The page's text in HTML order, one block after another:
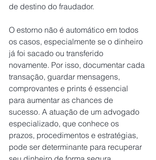
de destino do fraudador.
O estorno não é automático em todos
os casos, especialmente se o dinheiro
já foi sacado ou transferido
novamente. Por isso, documentar cada
transação, guardar mensagens,
comprovantes e prints é essencial
para aumentar as chances de
sucesso. A atuação de um advogado
especializado, que conhece os
prazos, procedimentos e estratégias,
pode ser determinante para recuperar